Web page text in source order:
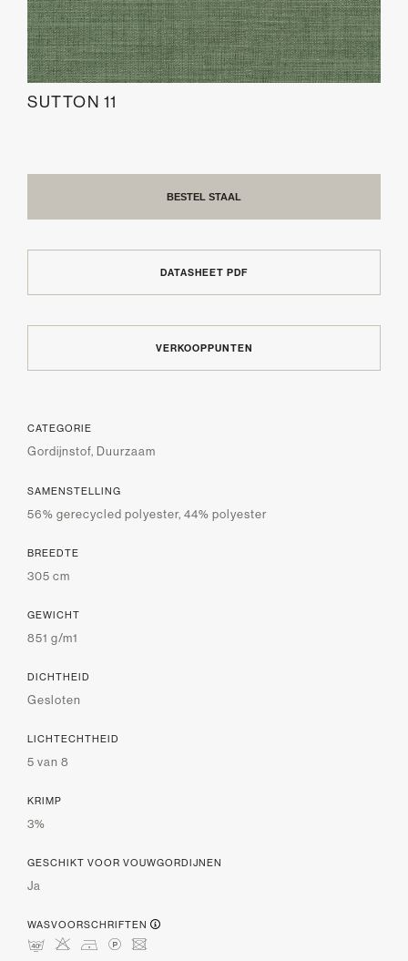
SUTTON 11
BESTEL STAAL
DATASHEET PDF
VERKOOPPUNTEN
CATEGORIE
Gordijnstof, Duurzaam
SAMENSTELLING
56% gerecycled polyester, 44% polyester
BREEDTE
305 cm
GEWICHT
851 g/m1
DICHTHEID
Gesloten
LICHTECHTHEID
5 van 8
KRIMP
3%
GESCHIKT VOOR VOUWGORDIJNEN
Ja
WASVOORSCHRIFTEN
nHDLU